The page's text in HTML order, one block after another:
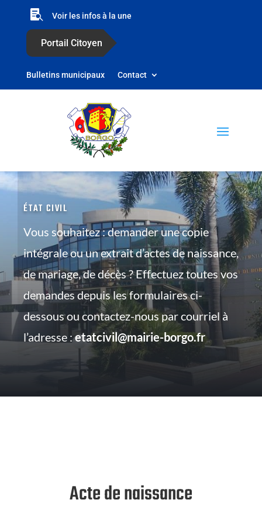
 Voir les infos à la une
Bulletins municipaux Contact
Portail Citoyen
ÉTAT CIVIL
Vous souhaitez : demander une copie
intégrale ou un extrait d’actes de naissance,
de mariage, de décès ? Effectuez toutes vos
demandes depuis les formulaires ci-
dessous ou contactez-nous par courriel à
l’adresse :etatcivil@mairie-borgo.fr
Acte de naissance